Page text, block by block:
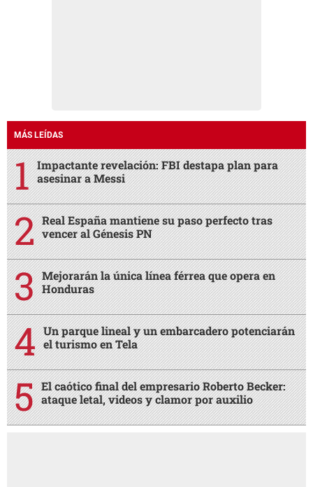
MÁS LEÍDAS
Impactante revelación: FBI destapa plan para
asesinar a Messi
Real España mantiene su paso perfecto tras
vencer al Génesis PN
Mejorarán la única línea férrea que opera en
Honduras
Un parque lineal y un embarcadero potenciarán
el turismo en Tela
El caótico final del empresario Roberto Becker:
ataque letal, videos y clamor por auxilio